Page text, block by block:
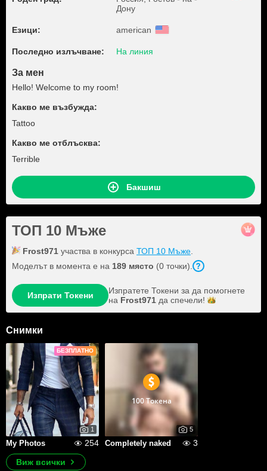
Дону
Езици: american
Последно излъчване: На линия
За мен
Hello! Welcome to my room!
Какво ме възбужда:
Tattoo
Какво ме отблъсква:
Terrible
Бакшиш
ТОП 10 Мъже
Frost971 участва в конкурса ТОП 10 Мъже
Моделът в момента е на 189 място (0 точки).
Изпрати Токени
Изпратете Токени за да помогнете
на Frost971 да спечели!
Снимки
БЕЗПЛАТНО
1
My Photos 254
100 Токена
5
Completely naked
3
Виж всички